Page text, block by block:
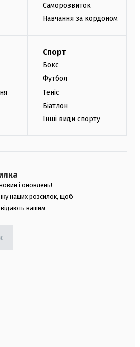
Саморозвиток
Навчання за кордоном
Спорт
Бокс
Футбол
Теніс
Біатлон
Інші види спорту
і оновлень!
наших розсилок, щоб
вашим